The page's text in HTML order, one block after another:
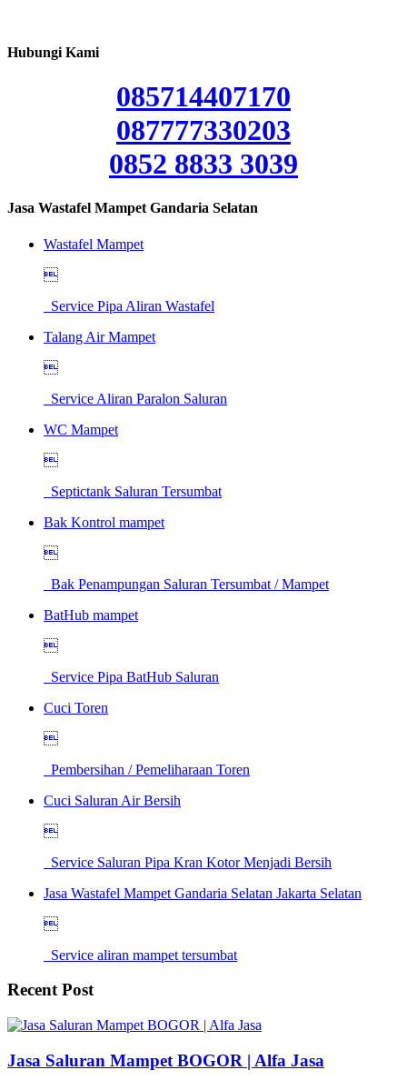
Hubungi Kami
085714407170
087777330203
0852 8833 3039
Jasa Wastafel Mampet Gandaria Selatan
Wastafel Mampet

Service Pipa Aliran Wastafel
Talang Air Mampet

Service Aliran Paralon Saluran
WC Mampet

Septictank Saluran Tersumbat
Bak Kontrol mampet

Bak Penampungan Saluran Tersumbat / Mampet
BatHub mampet

Service Pipa BatHub Saluran
Cuci Toren

Pembersihan / Pemeliharaan Toren
Cuci Saluran Air Bersih

Service Saluran Pipa Kran Kotor Menjadi Bersih
Jasa Wastafel Mampet Gandaria Selatan Jakarta Selatan

Service aliran mampet tersumbat
Recent Post
Jasa Saluran Mampet BOGOR | Alfa Jasa